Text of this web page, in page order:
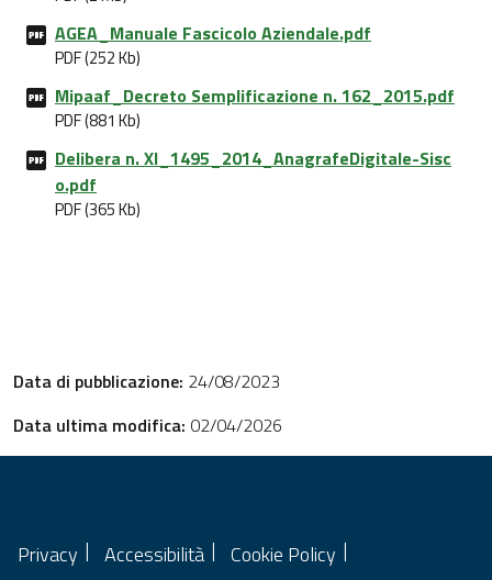
AGEA_Manuale Fascicolo Aziendale.pdf
PDF (252 Kb)
Mipaaf_Decreto Semplificazione n. 162_2015.pdf
PDF (881 Kb)
Delibera n. XI_1495_2014_AnagrafeDigitale-Sisc
o.pdf
PDF (365 Kb)
Data di pubblicazione: 24/08/2023
Data ultima modifica: 02/04/2026
Privacy Accessibilità Cookie Policy